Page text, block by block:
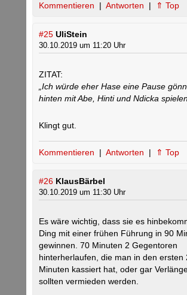
Kommentieren | Antworten | ⇑ Top
#25 UliStein
30.10.2019 um 11:20 Uhr
ZITAT:
„Ich würde eher Hase eine Pause
hinten mit Abe, Hinti und Ndicka
Klingt gut.
Kommentieren | Antworten | ⇑ Top
#26 KlausBärbel
30.10.2019 um 11:30 Uhr
Es wäre wichtig, dass sie es
Ding mit einer frühen Führung in 90
gewinnen. 70 Minuten 2 Gegentoren
hinterherlaufen, die man in den ersten
Minuten kassiert hat, oder gar
sollten vermieden werden.